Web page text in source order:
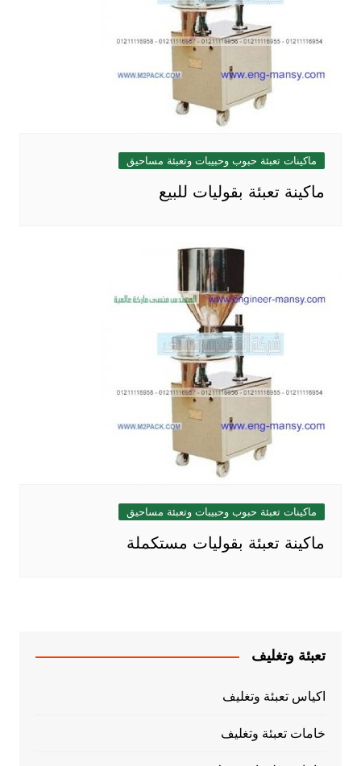
ماكينات تعبئة حبوب وحبيبات وتعبئة مساحيق
ماكينة تعبئة بقوليات للبيع
ماكينات تعبئة حبوب وحبيبات وتعبئة مساحيق
ماكينة تعبئة بقوليات مستكملة
تعبئة وتغليف
اكياس تعبئة وتغليف
خامات تعبئة وتغليف